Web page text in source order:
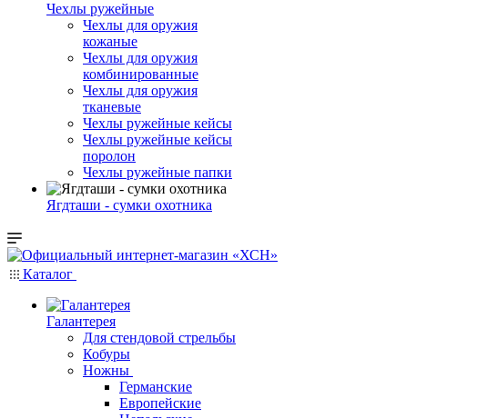
Чехлы ружейные
Чехлы для оружия
кожаные
Чехлы для оружия
комбинированные
Чехлы для оружия
тканевые
Чехлы ружейные кейсы
Чехлы ружейные кейсы
поролон
Чехлы ружейные папки
Ягдташи - сумки охотника
Каталог
Галантерея
Для стендовой стрельбы
Кобуры
Ножны
Германские
Европейские